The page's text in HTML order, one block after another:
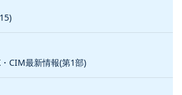
CIM最新情報(第1部)